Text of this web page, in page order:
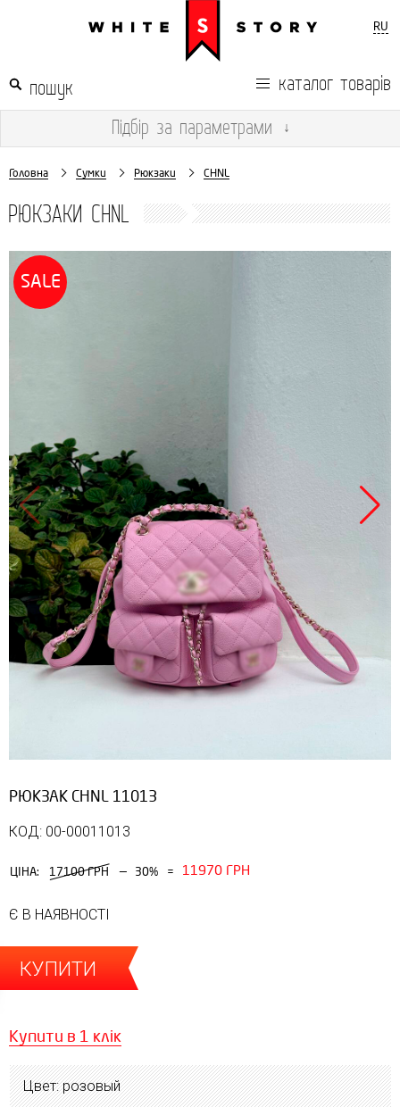
RU
каталог товарів
Підбір за параметрами ↓
Головна Сумки Рюкзаки CHNL
РЮКЗАКИ CHNL
SALE
РЮКЗАК CHNL 11013
КОД: 00-00011013
ЦІНА: 17100 ГРН — 30% = 11970 ГРН
Є В НАЯВНОСТІ
КУПИТИ
Купити в 1 клік
Цвет: розовый